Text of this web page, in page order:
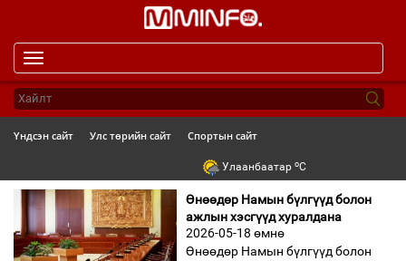
navigation
Үндсэн сайт Улс төрийн сайт Спортын сайт
Улаанбаатар oC
Өнөөдөр Намын бүлгүүд болон
ажлын хэсгүүд хуралдана
2026-05-18 өмнө
Өнөөдөр Намын бүлгүүд болон